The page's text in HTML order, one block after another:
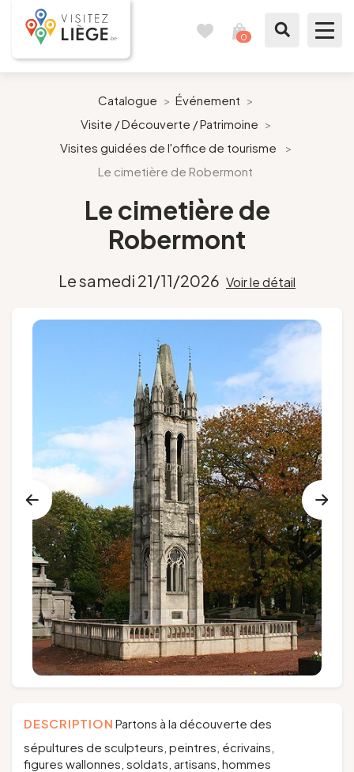
0
Comme un Liégeois
Préparer mon séjour
Nos suggestions
Suivez-nous
Groupes et voyagistes
FR EN NL DE
Catalogue > Événement >
Visite / Découverte / Patrimoine >
Visites guidées de l'office de tourisme
>
Le cimetière de Robermont
Le cimetière de
Robermont
Le samedi 21/11/2026 Voir le détail
DESCRIPTION Partons à la découverte des
sépultures de sculpteurs, peintres, écrivains,
figures wallonnes, soldats, artisans, hommes